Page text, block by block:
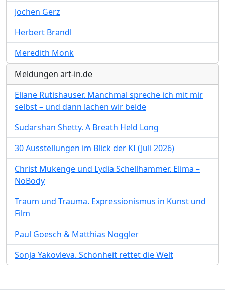
Jochen Gerz
Herbert Brandl
Meredith Monk
Meldungen art-in.de
Eliane Rutishauser. Manchmal spreche ich mit mir
selbst – und dann lachen wir beide
Sudarshan Shetty. A Breath Held Long
30 Ausstellungen im Blick der KI (Juli 2026)
Christ Mukenge und Lydia Schellhammer. Elima –
NoBody
Traum und Trauma. Expressionismus in Kunst und
Film
Paul Goesch & Matthias Noggler
Sonja Yakovleva. Schönheit rettet die Welt